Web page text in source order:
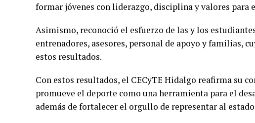
formar jóvenes con liderazgo, disciplina y valores para
Asimismo, reconoció el esfuerzo de las y los
entrenadores, asesores, personal de apoyo y familias,
estos resultados.
Con estos resultados, el CECyTE Hidalgo reafirma su
promueve el deporte como una herramienta para el
además de fortalecer el orgullo de representar al